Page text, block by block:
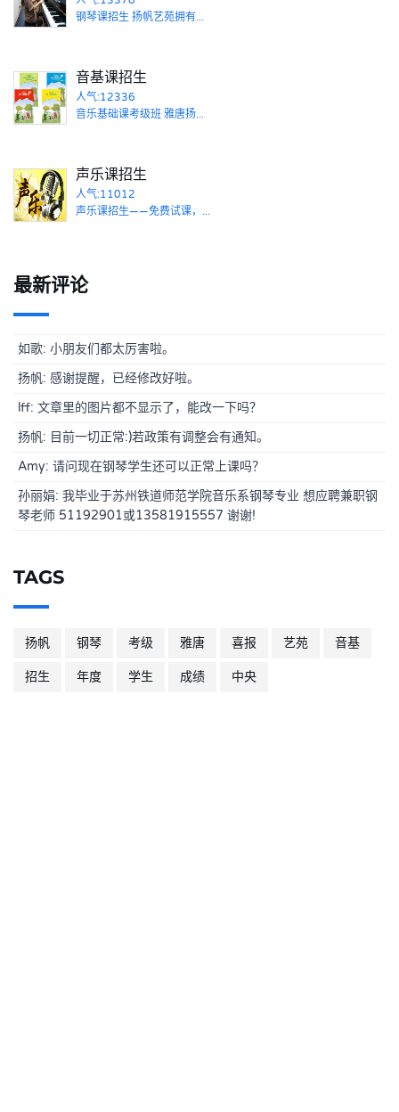
钢琴课招生 扬帆艺苑拥有...
音基课招生
人气:12336
音乐基础课考级班 雅唐扬...
声乐课招生
人气:11012
声乐课招生——免费试课，...
最新评论
如歌: 小朋友们都太厉害啦。
扬帆: 感谢提醒，已经修改好啦。
lff: 文章里的图片都不显示了，能改一下吗？
扬帆: 目前一切正常:)若政策有调整会有通知。
Amy: 请问现在钢琴学生还可以正常上课吗？
孙丽娟: 我毕业于苏州铁道师范学院音乐系钢琴专业 想应聘兼职钢
琴老师 51192901或13581915557 谢谢!
TAGS
扬帆 钢琴 考级 雅唐 喜报 艺苑 音基
招生 年度 学生 成绩 中央